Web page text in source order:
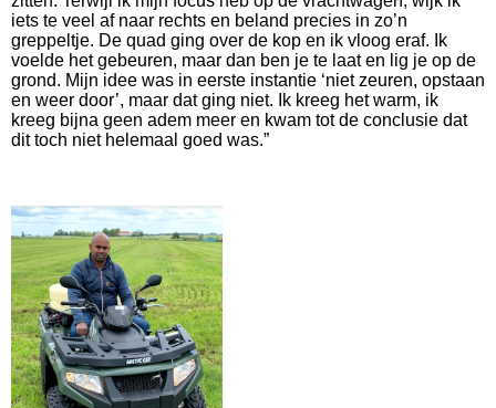
iets te veel af naar rechts en beland precies in zo’n
greppeltje. De quad ging over de kop en ik vloog eraf. Ik
voelde het gebeuren, maar dan ben je te laat en lig je op de
grond. Mijn idee was in eerste instantie ‘niet zeuren, opstaan
en weer door’, maar dat ging niet. Ik kreeg het warm, ik
kreeg bijna geen adem meer en kwam tot de conclusie dat
dit toch niet helemaal goed was.”